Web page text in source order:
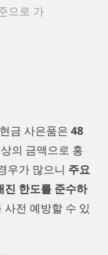
으로 가
금 사은품은 48
의 금액으로 홍
우가 많으니 주요
진 한도를 준수하
전 예방할 수 있